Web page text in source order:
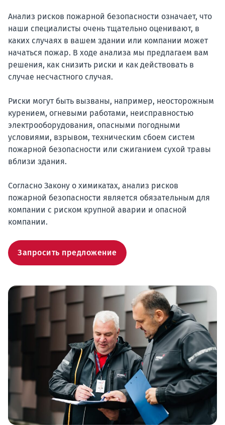
Анализ рисков пожарной безопасности означает, что
наши специалисты очень тщательно оценивают, в
каких случаях в вашем здании или компании может
начаться пожар. В ходе анализа мы предлагаем вам
решения, как снизить риски и как действовать в
случае несчастного случая.
Риски могут быть вызваны, например, неосторожным
курением, огневыми работами, неисправностью
электрооборудования, опасными погодными
условиями, взрывом, техническим сбоем систем
пожарной безопасности или сжиганием сухой травы
вблизи здания.
Согласно Закону о химикатах, анализ рисков
пожарной безопасности является обязательным для
компании с риском крупной аварии и опасной
компании.
Запросить предложение